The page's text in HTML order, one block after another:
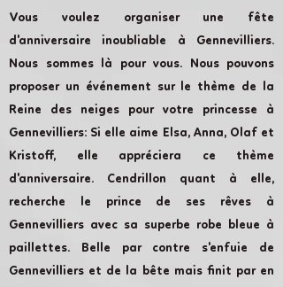
Vous voulez organiser une fête
d'anniversaire inoubliable à Gennevilliers.
Nous sommes là pour vous. Nous pouvons
proposer un événement sur le thème de la
Reine des neiges pour votre princesse à
Gennevilliers: Si elle aime Elsa, Anna, Olaf et
Kristoff, elle appréciera ce thème
d'anniversaire. Cendrillon quant à elle,
recherche le prince de ses rêves à
Gennevilliers avec sa superbe robe bleue à
paillettes. Belle par contre s'enfuie de
Gennevilliers et de la bête mais finit par en